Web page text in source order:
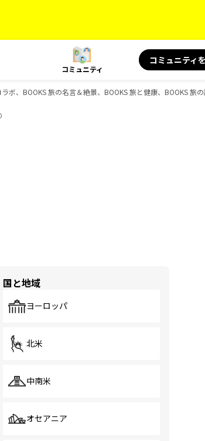
コミュニティ
コミュニティ
、BOOKS 旅の名言＆絶景、BOOKS 旅と健康、BOOKS 旅
国と地域
ヨーロッパ
北米
中南米
オセアニア